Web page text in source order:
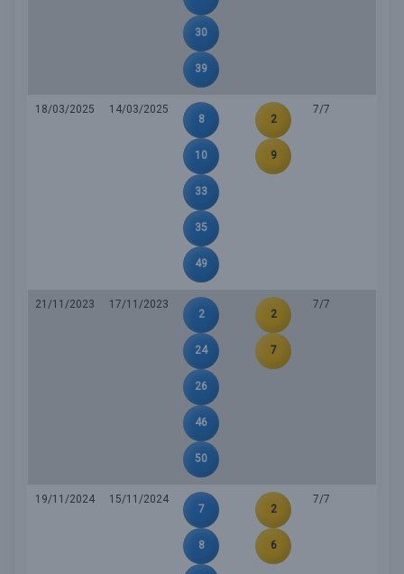
30
39
18/03/2025
14/03/2025
8
10
33
35
49
2
9
7/7
21/11/2023
17/11/2023
2
24
26
46
50
2
7
7/7
19/11/2024
15/11/2024
7
8
2
6
7/7